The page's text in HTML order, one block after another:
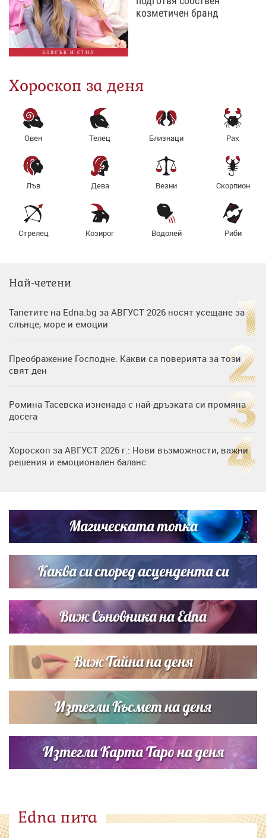
БЛЯСЪК И СТИЛ
козметичен бранд
Хороскоп за деня
Овен Телец Близнаци Рак
Лъв Дева Везни Скорпион
Стрелец Козирог Водолей Риби
Най-четени
Тапетите на Edna.bg за АВГУСТ 2026 носят усещане за
слънце, море и емоции
Преображение Господне: Какви са поверията за този
свят ден
Ромина Тасевска изненада с най-дръзката си промяна
досега
Хороскоп за АВГУСТ 2026 г.: Нови възможности, важни
решения и емоционален баланс
си деца на семейна морска приказка
Звездна ваканция в Майорка: Дженифър Анистън,
Кортни Кокс и Джим Къртис заедно на яхта
Магическата топка
Каква си според асцендента си
Виж Съновника на Edna
Виж Тайна на деня
Изтегли Късмет на деня
Изтегли Карта Таро на деня
Edna пита